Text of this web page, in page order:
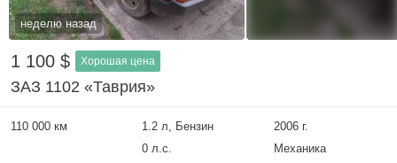
неделю назад
1 100 $ Хорошая цена
ЗАЗ 1102 «Таврия»
110 000 км 1.2 л, Бензин
2006 г.
0 л.с.
Механика